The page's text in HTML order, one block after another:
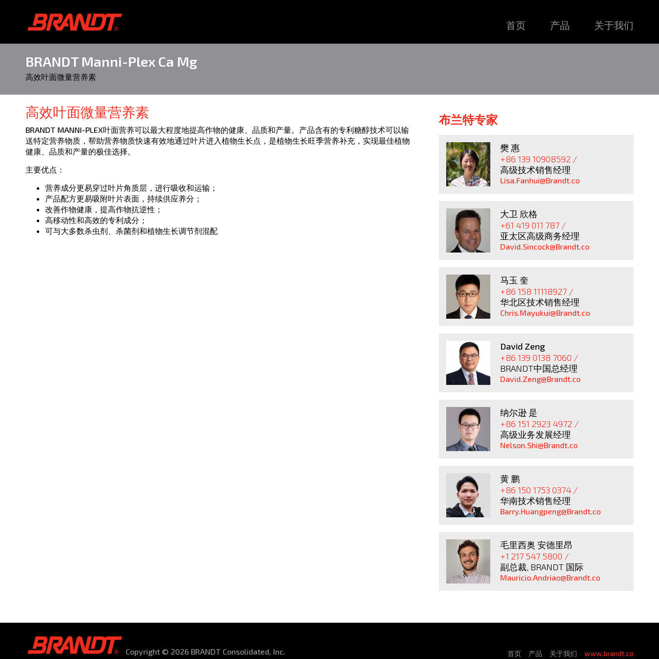
首页 产品 关于我们
BRANDT Manni-Plex Ca Mg
高效叶面微量营养素
高效叶面微量营养素
BRANDT MANNI-PLEX叶面营养可以最大程度地提高作物的健康、品质和产量。产品含有的专利糖醇技术可以输
送特定营养物质，帮助营养物质快速有效地通过叶片进入植物生长点，是植物生长旺季营养补充，实现最佳植物
健康、品质和产量的极佳选择。
主要优点：
营养成分更易穿过叶片角质层，进行吸收和运输；
产品配方更易吸附叶片表面，持续供应养分；
改善作物健康，提高作物抗逆性；
高移动性和高效的专利成分；
可与大多数杀虫剂、杀菌剂和植物生长调节剂混配
布兰特专家
樊 惠
+86 139 10908592 /
高级技术销售经理
Lisa.Fanhui@Brandt.co
大卫 欣格
+61 419 011 787 /
亚太区高级商务经理
David.Sincock@Brandt.co
马玉 奎
+86 158 11118927 /
华北区技术销售经理
Chris.Mayukui@Brandt.co
David Zeng
+86 139 0138 7060 /
BRANDT中国总经理
David.Zeng@Brandt.co
纳尔逊 是
+86 151 2923 4972 /
高级业务发展经理
Nelson.Shi@Brandt.co
黄 鹏
+86 150 1753 0374 /
华南技术销售经理
Barry.Huangpeng@Brandt.co
毛里西奥 安德里昂
+1 217 547 5800 /
副总裁, BRANDT 国际
Mauricio.Andriao@Brandt.co
Copyright © 2026 BRANDT Consolidated, Inc. 首页 产品 关于我们 www.brandt.co